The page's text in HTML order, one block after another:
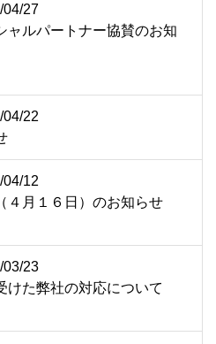
04/27
ャルパートナー協賛のお知
04/22
04/12
４月１６日）のお知らせ
03/23
けた弊社の対応について